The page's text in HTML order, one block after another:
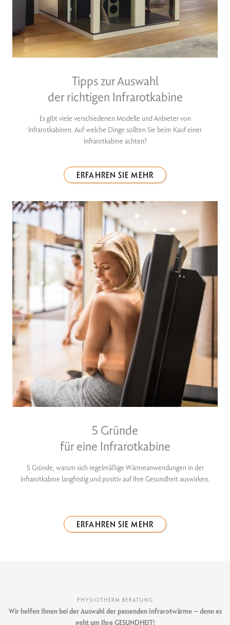
Tipps zur Auswahl
der richtigen Infrarotkabine
Es gibt viele verschiedenen Modelle und Anbieter von
Infrarotkabinen. Auf welche Dinge sollten Sie beim Kauf einer
Infrarotkabine achten?
ERFAHREN SIE MEHR
5 Gründe
für eine Infrarotkabine
5 Gründe, warum sich regelmäßige Wärmeanwendungen in der
Infrarotkabine langfristig und positiv auf Ihre Gesundheit auswirken.
ERFAHREN SIE MEHR
PHYSIOTHERM BERATUNG
Wir helfen Ihnen bei der Auswahl der passenden Infrarotwärme – denn es
geht um Ihre GESUNDHEIT!